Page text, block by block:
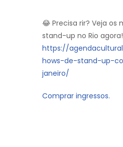
😂 Precisa rir? Veja os
stand-up no Rio agora!
https://
hows-de-stand-up-
janeiro/
Comprar ingressos.